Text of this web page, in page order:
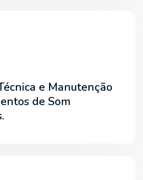
e Manutenção
de Som